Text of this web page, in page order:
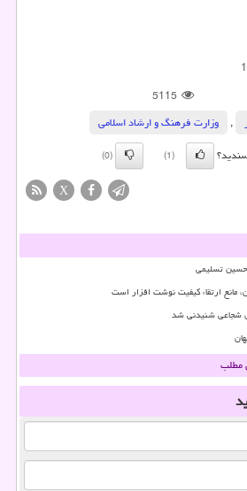
5115
,
وزارت فرهنگ و ارشاد اسلامی
(1)
(0)
X
تسلیمی
مانع ارتقاء کیفیت نوشت افزار است
شجاعی شنیدنی شد
مطلب